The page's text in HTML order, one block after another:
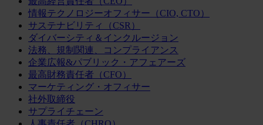
情報テクノロジーオフィサー（CIO, CTO）
サステナビリティ（CSR）
ダイバーシティ＆インクルージョン
法務、規制関連、コンプライアンス
企業広報&パブリック・アフェアーズ
最高財務責任者（CFO）
マーケティング・オフィサー
社外取締役
サプライチェーン